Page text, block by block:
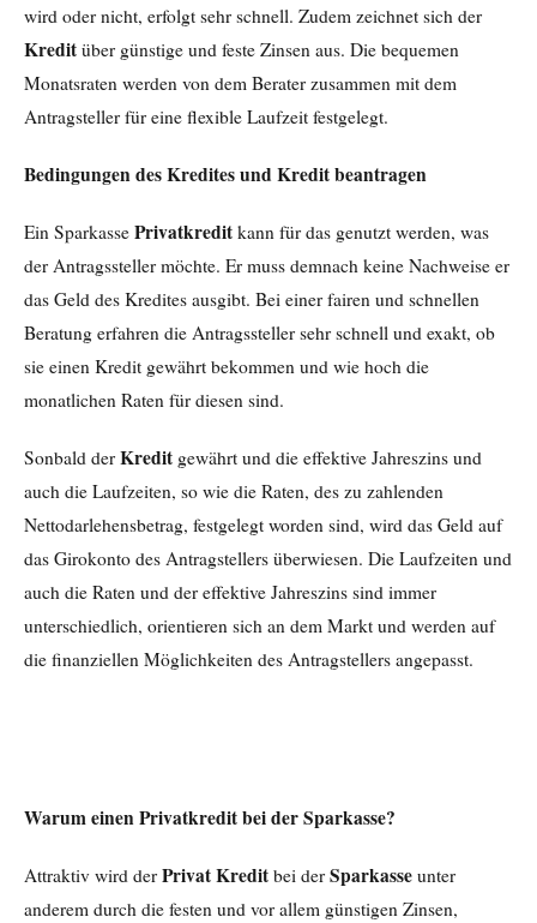
wird oder nicht, erfolgt sehr schnell. Zudem zeichnet sich der
Kredit über günstige und feste Zinsen aus. Die bequemen
Monatsraten werden von dem Berater zusammen mit dem
Antragsteller für eine flexible Laufzeit festgelegt.
Bedingungen des Kredites und Kredit beantragen
Ein Sparkasse Privatkredit kann für das genutzt werden, was
der Antragssteller möchte. Er muss demnach keine Nachweise er
das Geld des Kredites ausgibt. Bei einer fairen und schnellen
Beratung erfahren die Antragssteller sehr schnell und exakt, ob
sie einen Kredit gewährt bekommen und wie hoch die
monatlichen Raten für diesen sind.
Sonbald der Kredit gewährt und die effektive Jahreszins und
auch die Laufzeiten, so wie die Raten, des zu zahlenden
Nettodarlehensbetrag, festgelegt worden sind, wird das Geld auf
das Girokonto des Antragstellers überwiesen. Die Laufzeiten und
auch die Raten und der effektive Jahreszins sind immer
unterschiedlich, orientieren sich an dem Markt und werden auf
die finanziellen Möglichkeiten des Antragstellers angepasst.
Warum einen Privatkredit bei der Sparkasse?
Attraktiv wird der Privat Kredit bei der Sparkasse unter
anderem durch die festen und vor allem günstigen Zinsen,